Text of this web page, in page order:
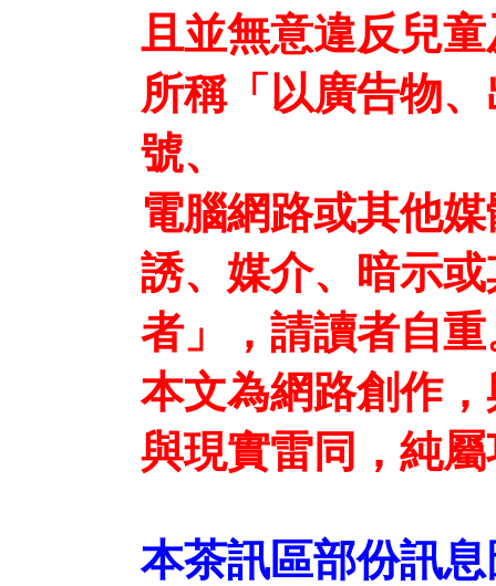
且並無意違反兒
所稱「以廣告物
號、
電腦網路或其他
誘、媒介、暗示
者」，請讀者自重
本文為網路創作
與現實雷同，純
本茶訊區部份訊